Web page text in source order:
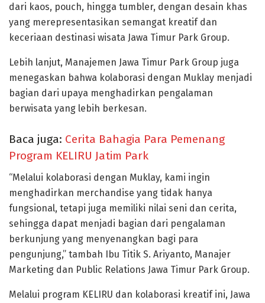
dari kaos, pouch, hingga tumbler, dengan desain khas
yang merepresentasikan semangat kreatif dan
keceriaan destinasi wisata Jawa Timur Park Group.
Lebih lanjut, Manajemen Jawa Timur Park Group juga
menegaskan bahwa kolaborasi dengan Muklay menjadi
bagian dari upaya menghadirkan pengalaman
berwisata yang lebih berkesan.
Baca juga: Cerita Bahagia Para Pemenang
Program KELIRU Jatim Park
“Melalui kolaborasi dengan Muklay, kami ingin
menghadirkan merchandise yang tidak hanya
fungsional, tetapi juga memiliki nilai seni dan cerita,
sehingga dapat menjadi bagian dari pengalaman
berkunjung yang menyenangkan bagi para
pengunjung,” tambah Ibu Titik S. Ariyanto, Manajer
Marketing dan Public Relations Jawa Timur Park Group.
Melalui program KELIRU dan kolaborasi kreatif ini, Jawa